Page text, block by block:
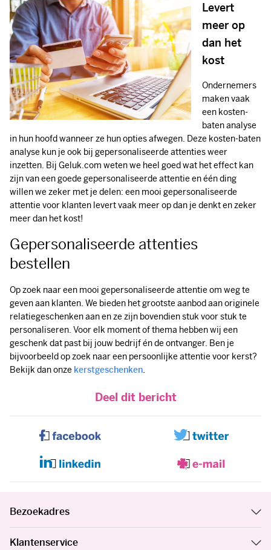
Levert
meer op
dan het
kost
Ondernemers
maken vaak
een kosten-
baten analyse
in hun hoofd wanneer ze hun opties afwegen. Deze kosten-baten
analyse kun je ook bij gepersonaliseerde attenties weer
inzetten. Bij Geluk.com weten we heel goed wat het effect kan
zijn van een goede gepersonaliseerde attentie en één ding
willen we zeker met je delen: een mooi gepersonaliseerde
attentie voor klanten levert vaak meer op dan je denkt en zeker
meer dan het kost!
Gepersonaliseerde attenties
bestellen
Op zoek naar een mooi gepersonaliseerde attentie om weg te
geven aan klanten. We bieden het grootste aanbod aan originele
relatiegeschenken aan en ze zijn bovendien stuk voor stuk te
personaliseren. Voor elk moment of thema hebben wij een
geschenk dat past bij jouw bedrijf én de ontvanger. Ben je
bijvoorbeeld op zoek naar een persoonlijke attentie voor kerst?
Bekijk dan onze kerstgeschenken.
Deel dit bericht
Bezoekadres
Klantenservice